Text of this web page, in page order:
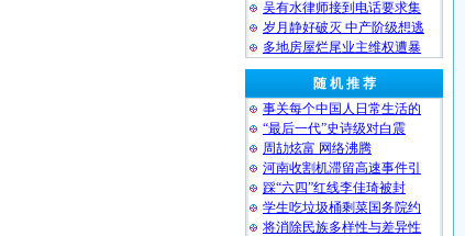
吴有水律师接到电话要求集
岁月静好破灭 中产阶级想逃
多地房屋烂尾业主维权遭暴
随 机 推 荐
事关每个中国人日常生活的
“最后一代”史诗级对白震
周劼炫富 网络沸腾
河南收割机滞留高速事件引
踩“六四”红线李佳琦被封
学生吃垃圾桶剩菜国务院约
将消除民族多样性与差异性